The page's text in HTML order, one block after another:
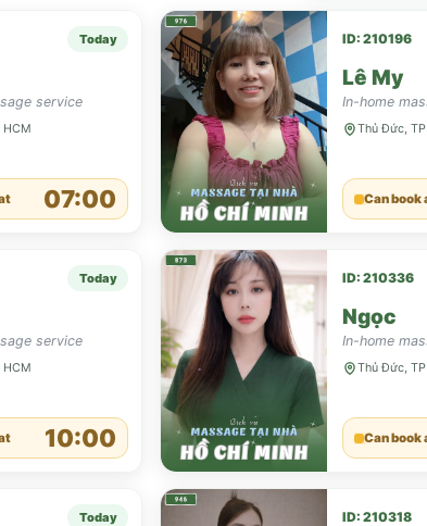
Today
service
07:00
ID: 210196
Lê My
In-home
Thủ Đức,
Can book
Today
service
10:00
ID: 210336
Ngọc
In-home
Thủ Đức,
Can book
Today ID: 210318